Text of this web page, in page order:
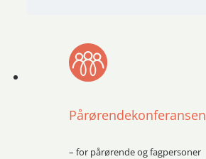
Pårørendekonferansen
– for pårørende og fagpersoner